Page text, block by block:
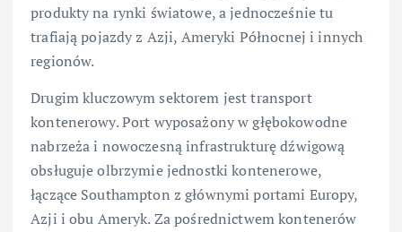
produkty na rynki światowe, a jednocześnie tu
trafiają pojazdy z Azji, Ameryki Północnej i innych
regionów.
Drugim kluczowym sektorem jest transport
kontenerowy. Port wyposażony w głębokowodne
nabrzeża i nowoczesną infrastrukturę dźwigową
obsługuje olbrzymie jednostki kontenerowe,
łączące Southampton z głównymi portami Europy,
Azji i obu Ameryk. Za pośrednictwem kontenerów